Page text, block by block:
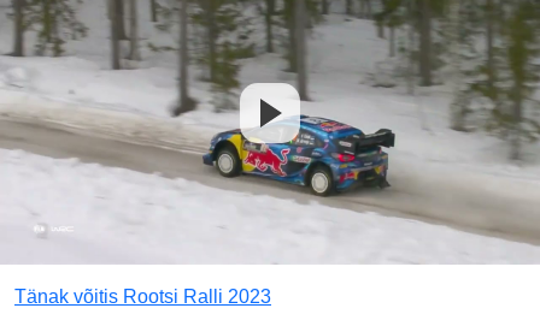
Tänak võitis Rootsi Ralli 2023